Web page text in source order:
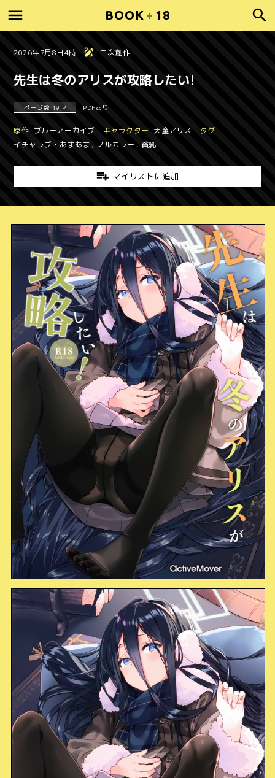
BOOK + 18
2026年7月8日4時 二次創作
先生は冬のアリスが攻略したい!
ページ数 19 P PDFあり
原作 ブルーアーカイブ キャラクター 天童アリス
タグ
イチャラブ・あまあま , フルカラー , 貧乳
マイリストに追加